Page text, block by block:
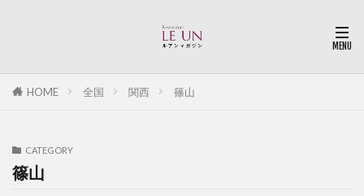
HOME 全国 関西 篠山
CATEGORY
篠山